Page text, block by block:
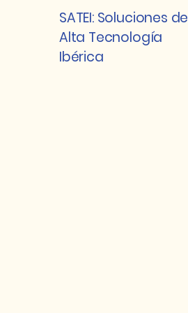
SATEI: Soluciones de
Alta Tecnología
Ibérica